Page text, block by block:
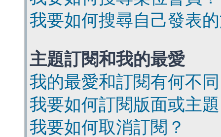
我要如何搜尋自己發表
主題訂閱和我的最愛
我的最愛和訂閱有何不
我要如何訂閱版面或主
我要如何取消訂閱？